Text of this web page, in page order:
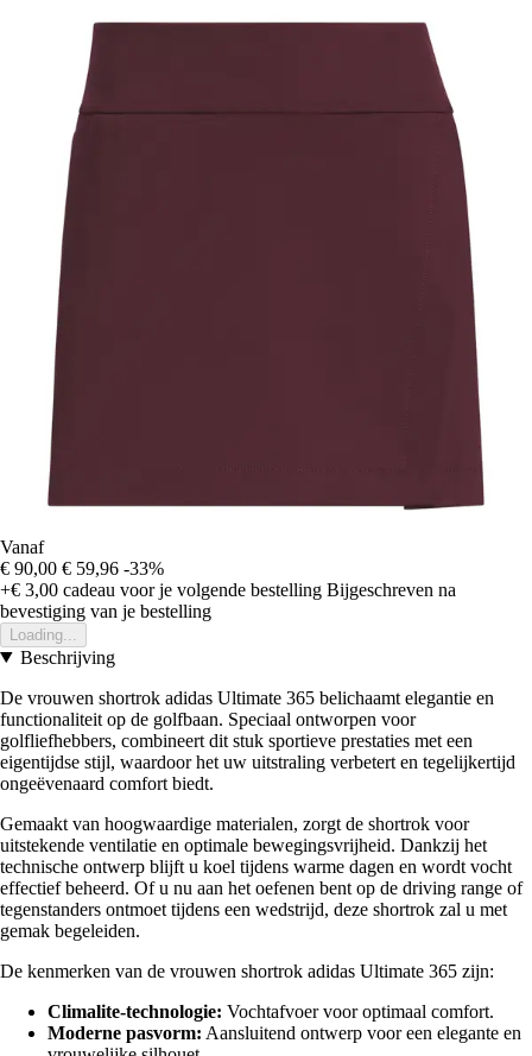
Vanaf
€ 90,00 € 59,96 -33%
+€ 3,00 cadeau voor je volgende bestelling Bijgeschreven na
bevestiging van je bestelling
Loading...
Beschrijving
De vrouwen shortrok adidas Ultimate 365 belichaamt elegantie en
functionaliteit op de golfbaan. Speciaal ontworpen voor
golfliefhebbers, combineert dit stuk sportieve prestaties met een
eigentijdse stijl, waardoor het uw uitstraling verbetert en tegelijkertijd
ongeëvenaard comfort biedt.
Gemaakt van hoogwaardige materialen, zorgt de shortrok voor
uitstekende ventilatie en optimale bewegingsvrijheid. Dankzij het
technische ontwerp blijft u koel tijdens warme dagen en wordt vocht
effectief beheerd. Of u nu aan het oefenen bent op de driving range of
tegenstanders ontmoet tijdens een wedstrijd, deze shortrok zal u met
gemak begeleiden.
De kenmerken van de vrouwen shortrok adidas Ultimate 365 zijn:
Climalite-technologie: Vochtafvoer voor optimaal comfort.
Moderne pasvorm: Aansluitend ontwerp voor een elegante en